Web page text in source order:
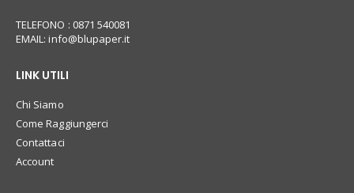
TELEFONO : 0871 540081
EMAIL:info@blupaper.it
LINK UTILI
Chi Siamo
Come Raggiungerci
Contattaci
Account